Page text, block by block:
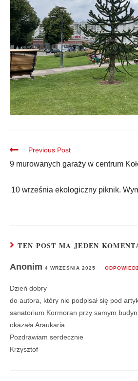
Previous Post
9 murowanych garaży w centrum
10 września ekologiczny piknik.
TEN POST MA JEDEN
Anonim 4 WRZEŚNIA 2025
Dzień dobry
do autora, który nie podpisał się pod
sanatorium Kormoran przy samym
okazała Araukaria.
Pozdrawiam serdecznie
Krzysztof